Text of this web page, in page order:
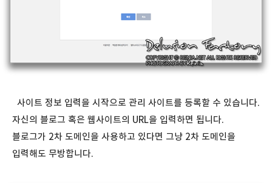
사이트 정보 입력을 시작으로 관리 사이트를 등록할 수 있습니다.
자신의 블로그 혹은 웹사이트의 URL을 입력하면 됩니다.
블로그가 2차 도메인을 사용하고 있다면 그냥 2차 도메인을
입력해도 무방합니다.